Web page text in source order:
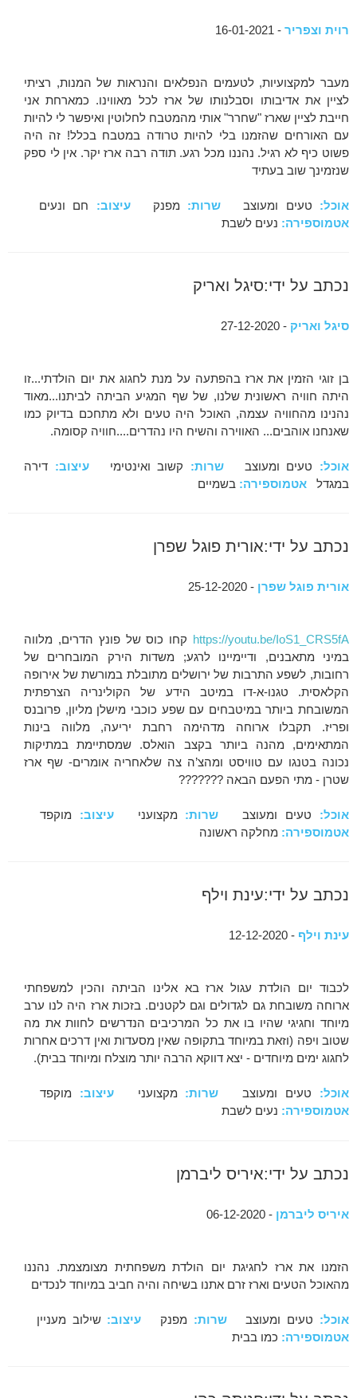
רוית וצפריר - 16-01-2021
מעבר למקצועיות, לטעמים הנפלאים והנראות של המנות, רציתי
לציין את אדיבותו וסבלנותו של ארז לכל מאווינו. כמארחת אני
חייבת לציין שארז "שחרר" אותי מהמטבח לחלוטין ואיפשר לי להיות
עם האורחים שהזמנו בלי להיות טרודה במטבח בכלל! זה היה
פשוט כיף לא רגיל. נהננו מכל רגע. תודה רבה ארז יקר. אין לי ספק
שנזמינך שוב בעתיד
אוכל: טעים ומעוצב שרות: מפנקעיצוב: חם ונעים
אטמוספירה: נעים לשבת
נכתב על ידי:סיגל ואריק
סיגל ואריק - 27-12-2020
בן זוגי הזמין את ארז בהפתעה על מנת לחגוג את יום הולדתי...זו
היתה חוויה ראשונית שלנו, של שף המגיע הביתה לביתנו...מאוד
נהנינו מהחוויה עצמה, האוכל היה טעים ולא מתחכם בדיוק כמו
שאנחנו אוהבים... האווירה והשיח היו נהדרים....חוויה קסומה.
אוכל: טעים ומעוצבשרות: קשוב ואינטימיעיצוב: דירה
במגדל אטמוספירה: בשמיים
נכתב על ידי:אורית פוגל שפרן
אורית פוגל שפרן - 25-12-2020
https://youtu.be/IoS1_CRS5fA קחו כוס של פונץ הדרים, מלווה
במיני מתאבנים, ודיימיינו לרגע; משדות הירק המובחרים של
רחובות, לשפע התרבות של ירושלים מתובלת במורשת של אירופה
הקלאסית. טגנו-א-דו במיטב הידע של הקולינריה הצרפתית
המשובחת ביותר במיטבחים עם שפע כוכבי מישלן מליון, פרובנס
ופריז. תקבלו ארוחה מדהימה רחבת יריעה, מלווה בינות
המתאימים, מהנה ביותר בקצב הואלס. שמסתיימת במתיקות
נכונה בטנגו עם טוויסט ומהצ’ה צה שלאחריה אומרים- שף ארז
שטרן - מתי הפעם הבאה ???????
אוכל: טעים ומעוצב שרות: מקצועניעיצוב: מוקפד
אטמוספירה: מחלקה ראשונה
נכתב על ידי:עינת וילף
עינת וילף - 12-12-2020
לכבוד יום הולדת עגול ארז בא אלינו הביתה והכין למשפחתי
ארוחה משובחת גם לגדולים וגם לקטנים. בזכות ארז היה לנו ערב
מיוחד וחגיגי שהיו בו את כל המרכיבים הנדרשים לחוות את מה
שטוב ויפה (וזאת במיוחד בתקופה שאין מסעדות ואין דרכים אחרות
לחגוג ימים מיוחדים - יצא דווקא הרבה יותר מוצלח ומיוחד בבית).
אוכל: טעים ומעוצב שרות: מקצועניעיצוב: מוקפד
אטמוספירה: נעים לשבת
נכתב על ידי:איריס ליברמן
איריס ליברמן - 06-12-2020
הזמנו את ארז לחגיגת יום הולדת משפחתית מצומצמת. נהננו
מהאוכל הטעים וארז זרם אתנו בשיחה והיה חביב במיוחד לנכדים
אוכל: טעים ומעוצבשרות: מפנק עיצוב: שילוב מעניין
אטמוספירה: כמו בבית